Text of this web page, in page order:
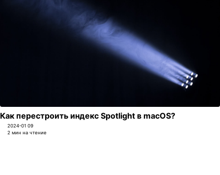
Как перестроить индекс Spotlight в macOS?
2024-01 09
2 мин на чтение